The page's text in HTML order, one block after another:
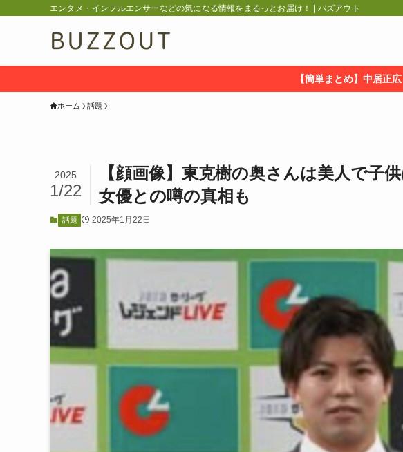
エンタメ・インフルエンサーなどの気になる情報をまるっとお届け！ | バズアウト
【簡単まとめ】中居正
ホーム 話題
【顔画像】東克樹の奥さんは美人で子
女優との噂の真相も
2025
1/22
話題 2025年1月22日